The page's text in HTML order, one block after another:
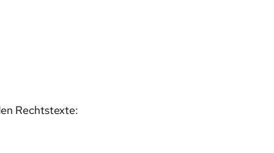
Rechtstexte: